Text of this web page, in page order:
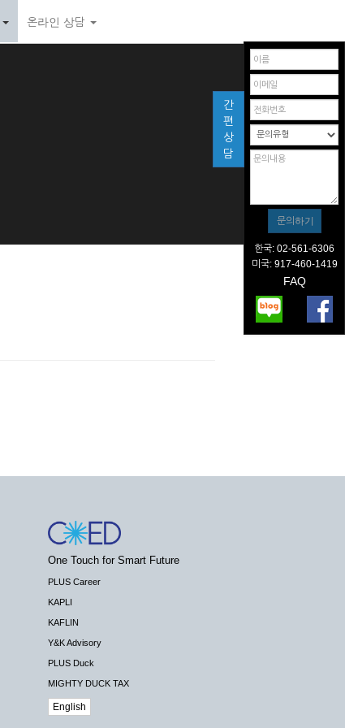
온라인 상담
간
편
상
담
한국: 02-561-6306
미국: 917-460-1419
FAQ
One Touch for Smart Future
PLUS Career
KAPLI
KAFLIN
Y&K Advisory
PLUS Duck
MIGHTY DUCK TAX
English